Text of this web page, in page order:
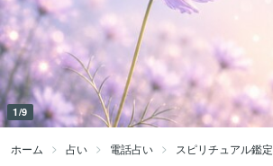
1/9
ホーム 占い 電話占い スピリチュアル鑑定